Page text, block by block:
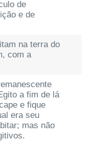
de
e de
na terra do
com a
a fim de lá
e fique
era seu
mas não